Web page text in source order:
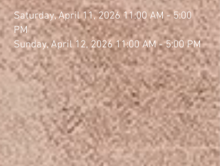
Saturday, April 11, 2026 11:00 AM - 5:00
PM
Sunday, April 12, 2026 11:00 AM - 5:00 PM